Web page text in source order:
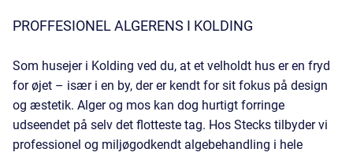
PROFFESIONEL ALGERENS I KOLDING
Som husejer i Kolding ved du, at et velholdt hus er en fryd
for øjet – især i en by, der er kendt for sit fokus på design
og æstetik. Alger og mos kan dog hurtigt forringe
udseendet på selv det flotteste tag. Hos Stecks tilbyder vi
professionel og miljøgodkendt algebehandling i hele